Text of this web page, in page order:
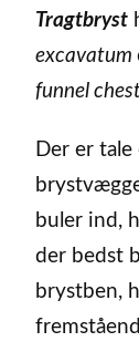
Tragtbryst
excavatum
funnel
Der er
buler ind,
der bedst
brystben,